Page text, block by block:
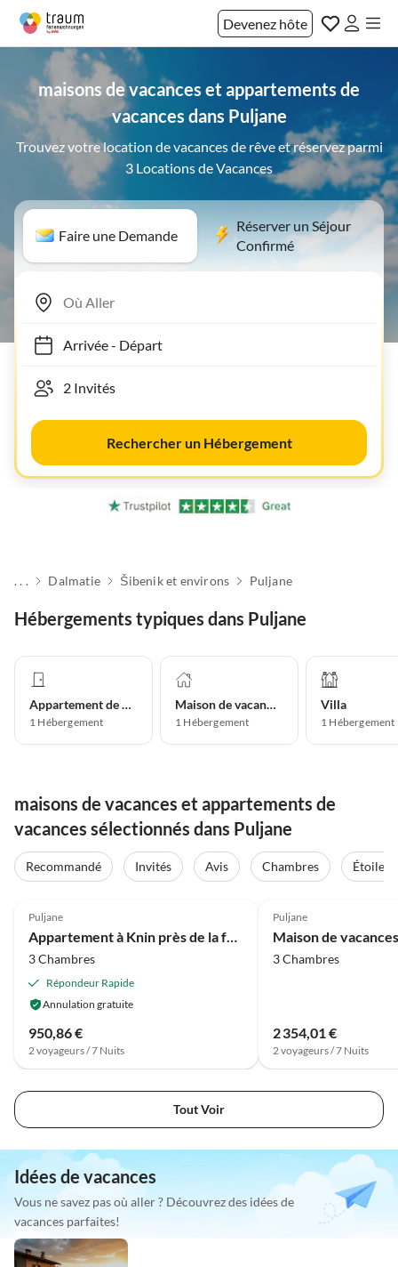
Devenez hôte
maisons de vacances et appartements de
vacances dans Puljane
Trouvez votre location de vacances de rêve et réservez parmi
3 Locations de Vacances
Faire une Demande
Réserver un Séjour
Confirmé
Arrivée- Départ
Rechercher un Hébergement
. . . Dalmatie Šibenik et environs Puljane
Hébergements typiques dans Puljane
Appartement de vacances
1 Hébergement
Maison de vacances
1 Hébergement
Villa
1 Hébergement
maisons de vacances et appartements de
vacances sélectionnés dans Puljane
Recommandé Invités Avis Chambres
Étoiles
Puljane
3 Chambres
Répondeur Rapide
Annulation gratuite
950,86 €
2 voyageurs / 7 Nuits
Puljane
3 Chambres
2 354,01 €
2 voyageurs / 7 Nuits
Tout Voir
Idées de vacances
Vous ne savez pas où aller ? Découvrez des idées de
vacances parfaites!